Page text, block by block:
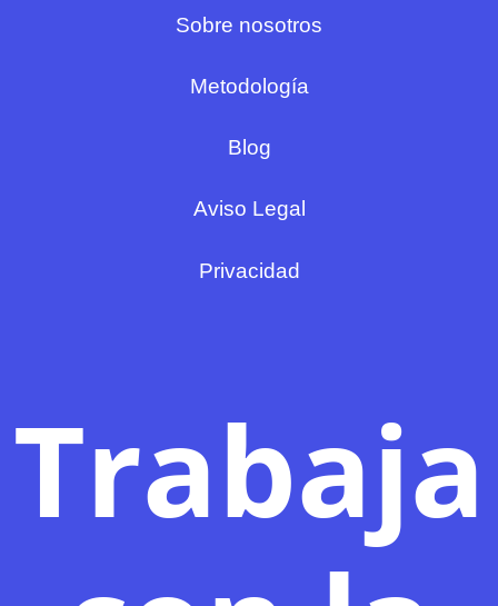
Sobre nosotros
Metodología
Blog
Aviso Legal
Privacidad
Trabaja